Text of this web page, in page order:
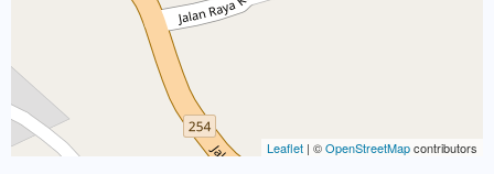
Leaflet | ©OpenStreetMapcontributors